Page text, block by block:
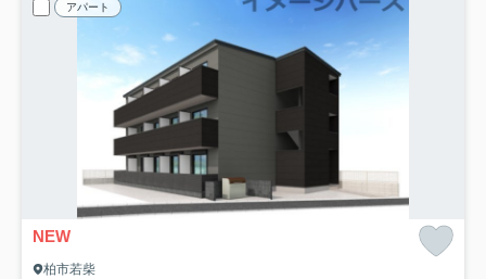
アパート
NEW
柏市若柴